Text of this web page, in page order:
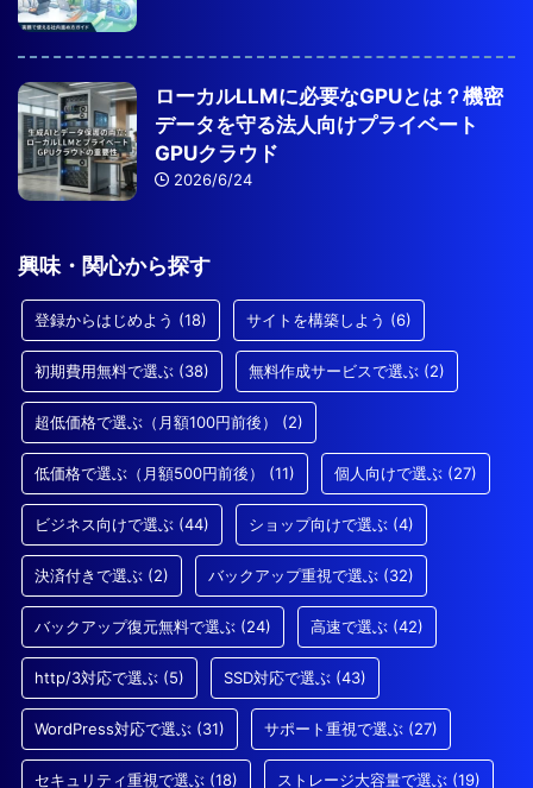
ローカルLLMに必要なGPUとは？機密
データを守る法人向けプライベート
GPUクラウド
2026/6/24
興味・関心から探す
登録からはじめよう (18) サイトを構築しよう (6)
初期費用無料で選ぶ (38) 無料作成サービスで選ぶ (2)
超低価格で選ぶ（月額100円前後） (2)
低価格で選ぶ（月額500円前後） (11) 個人向けで選ぶ (27)
ビジネス向けで選ぶ (44) ショップ向けで選ぶ (4)
決済付きで選ぶ (2) バックアップ重視で選ぶ (32)
バックアップ復元無料で選ぶ (24) 高速で選ぶ (42)
http/3対応で選ぶ (5) SSD対応で選ぶ (43)
WordPress対応で選ぶ (31) サポート重視で選ぶ (27)
セキュリティ重視で選ぶ (18) ストレージ大容量で選ぶ (19)